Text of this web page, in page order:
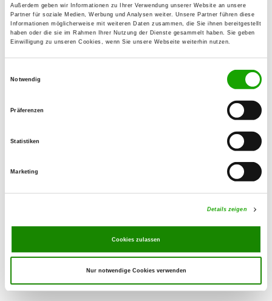
Außerdem geben wir Informationen zu Ihrer Verwendung unserer Website an unsere
Partner für soziale Medien, Werbung und Analysen weiter. Unsere Partner führen diese
Informationen möglicherweise mit weiteren Daten zusammen, die Sie ihnen bereitgestellt
haben oder die sie im Rahmen Ihrer Nutzung der Dienste gesammelt haben. Sie geben
Einwilligung zu unseren Cookies, wenn Sie unsere Webseite weiterhin nutzen.
Notwendig
Präferenzen
Statistiken
Marketing
Details zeigen
Cookies zulassen
Nur notwendige Cookies verwenden
Details
74575 Spielbach
OG - Ochsenfurt e.V.
Details
Am Viehtrieb (Lerchenberg)
Details
Im Sportzentrum 2
OG - Kirchheim
97268 Kirchheim